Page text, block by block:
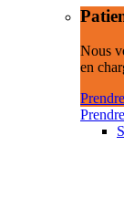
Nous
en